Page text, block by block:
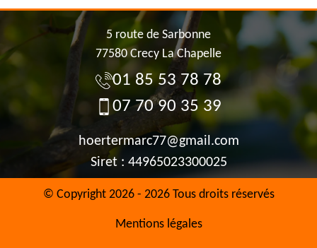
5 route de Sarbonne
77580 Crecy La Chapelle
01 85 53 78 78
07 70 90 35 39
hoertermarc77@gmail.com
Siret : 44965023300025
© Copyright 2026 - 2026 Tous droits réservés
Mentions légales